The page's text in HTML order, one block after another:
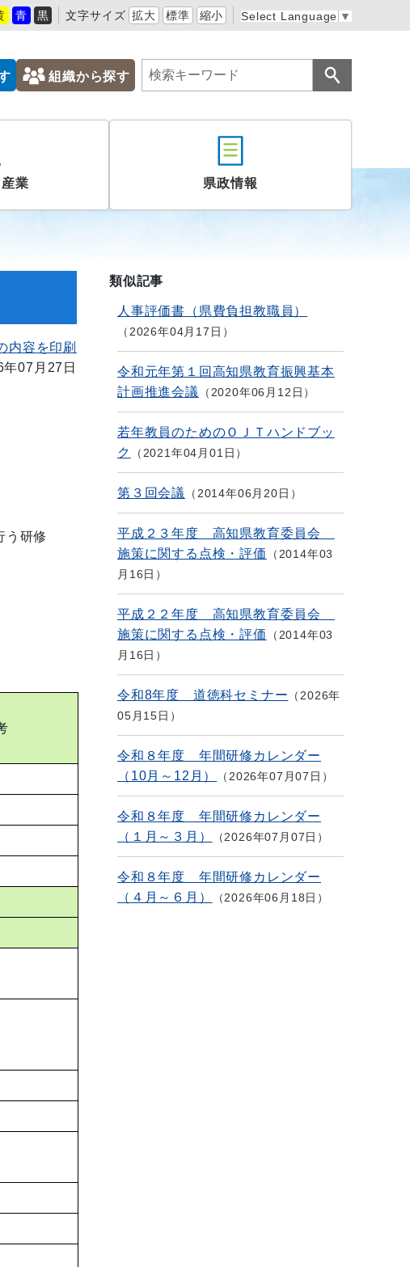
青 黒 文字サイズ 拡大 標準 縮小 Select Language ▼
組織から探す
業 県政情報
内容を印刷
07月27日
う研修
類似記事
人事評価書（県費負担教職員）
2026年04月17日
令和元年第１回高知県教育振興基本
計画推進会議
2020年06月12日
若年教員のためのＯＪＴハンドブッ
ク
2021年04月01日
第３回会議 2014年06月20日
平成２３年度 高知県教育委員会
施策に関する点検・評価
2014年03
月16日
平成２２年度 高知県教育委員会
施策に関する点検・評価
2014年03
月16日
令和8年度 道徳科セミナー
2026年
05月15日
令和８年度 年間研修カレンダー
（10月～12月）
2026年07月07日
令和８年度 年間研修カレンダー
（１月～３月）
2026年07月07日
令和８年度 年間研修カレンダー
（４月～６月）
2026年06月18日